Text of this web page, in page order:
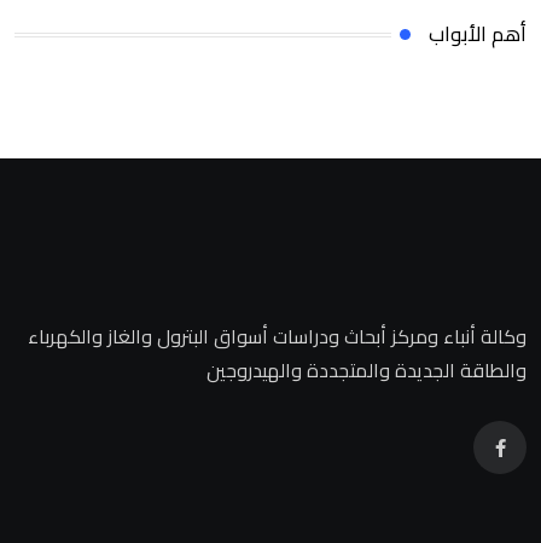
أهم الأبواب
وكالة أنباء ومركز أبحاث ودراسات أسواق البترول والغاز والكهرباء
والطاقة الجديدة والمتجددة والهيدروجين